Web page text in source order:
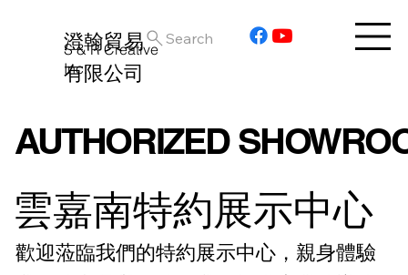
澄翰貿易
有限公司
S & R Creative
Inc.
Search
AUTHORIZED
雲嘉南特約展示中心
歡迎蒞臨我們的特約展示中心，親身體驗